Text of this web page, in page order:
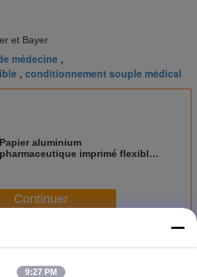
et Bayer
médecine ,
, conditionnement souple médical
Papier aluminium
pharmaceutique imprimé flexible
Continuer
pharmaceutique
9:27 PM